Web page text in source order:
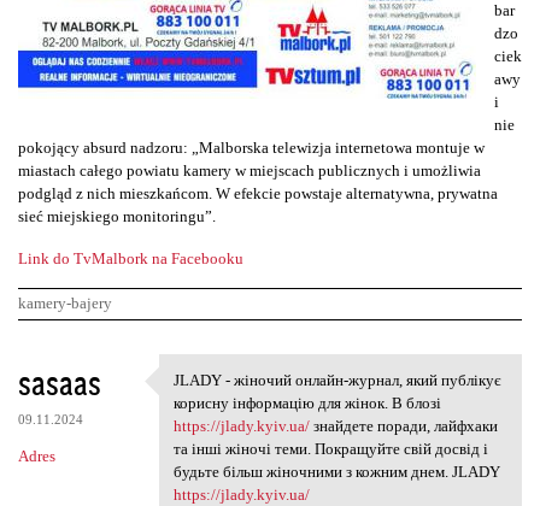
bar
dzo
ciek
awy
i
nie
pokojący absurd nadzoru: „Malborska telewizja internetowa montuje w
miastach całego powiatu kamery w miejscach publicznych i umożliwia
podgląd z nich mieszkańcom. W efekcie powstaje alternatywna, prywatna
sieć miejskiego monitoringu”.
Link do TvMalbork na Facebooku
kamery-bajery
K
o
m
e
sasaas
09.11.2024
Adres
JLADY - жіночий онлайн-журнал
JLADY - жіночий онлайн-журнал, який публікує
корисну інформацію для жінок. В блозі
https://jlady.kyiv.ua/знайдете поради, лайфхаки
та інші жіночі теми. Покращуйте свій досвід і
будьте більш жіночними з кожним днем. JLADY
https://jlady.kyiv.ua/